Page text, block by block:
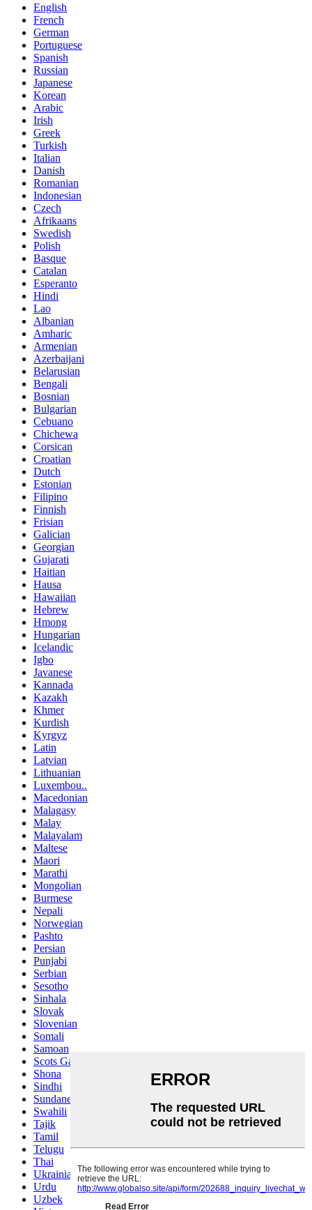
English
French
German
Portuguese
Spanish
Russian
Japanese
Korean
Arabic
Irish
Greek
Turkish
Italian
Danish
Romanian
Indonesian
Czech
Afrikaans
Swedish
Polish
Basque
Catalan
Esperanto
Hindi
Lao
Albanian
Amharic
Armenian
Azerbaijani
Belarusian
Bengali
Bosnian
Bulgarian
Cebuano
Chichewa
Corsican
Croatian
Dutch
Estonian
Filipino
Finnish
Frisian
Galician
Georgian
Gujarati
Haitian
Hausa
Hawaiian
Hebrew
Hmong
Hungarian
Icelandic
Igbo
Javanese
Kannada
Kazakh
Khmer
Kurdish
Kyrgyz
Latin
Latvian
Lithuanian
Luxembou..
Macedonian
Malagasy
Malay
Malayalam
Maltese
Maori
Marathi
Mongolian
Burmese
Nepali
Norwegian
Pashto
Persian
Punjabi
Serbian
Sesotho
Sinhala
Slovak
Slovenian
Somali
Samoan
Scots Gaelic
Shona
Sindhi
Sundanese
Swahili
Tajik
Tamil
Telugu
Thai
Ukrainian
Urdu
Uzbek